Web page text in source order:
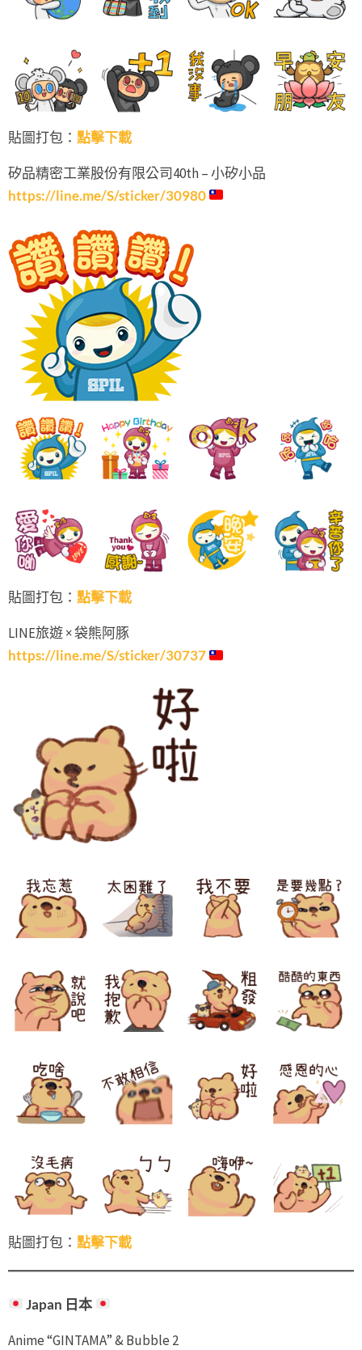
貼圖打包： 點擊下載
矽品精密工業股份有限公司40th – 小矽小品
https://line.me/S/sticker/30980
貼圖打包： 點擊下載
LINE旅遊 × 袋熊阿豚
https://line.me/S/sticker/30737
貼圖打包： 點擊下載
Japan 日本
Anime “GINTAMA” & Bubble 2